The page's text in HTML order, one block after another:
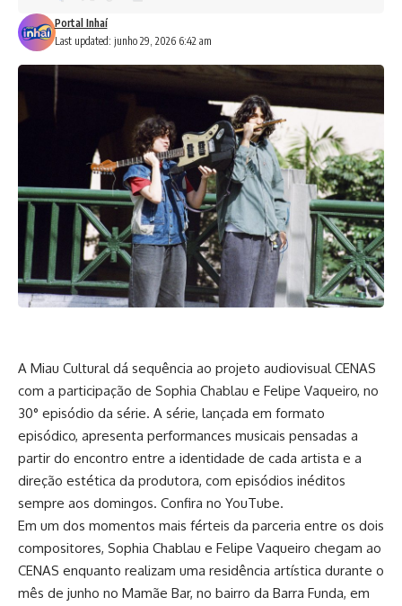
Last updated: junho 29, 2026 6:42 am
Portal Inhaí
A Miau Cultural dá sequência ao projeto audiovisual CENAS
com a participação de Sophia Chablau e Felipe Vaqueiro, no
30° episódio da série. A série, lançada em formato
episódico, apresenta performances musicais pensadas a
partir do encontro entre a identidade de cada artista e a
direção estética da produtora, com episódios inéditos
sempre aos domingos. Confira no YouTube.
Em um dos momentos mais férteis da parceria entre os dois
compositores, Sophia Chablau e Felipe Vaqueiro chegam ao
CENAS enquanto realizam uma residência artística durante o
mês de junho no Mamãe Bar, no bairro da Barra Funda, em